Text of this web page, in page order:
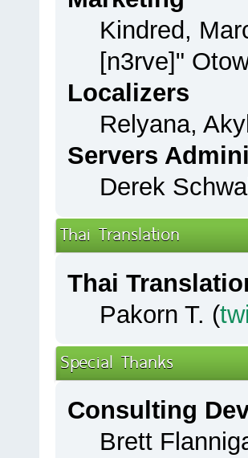
Kindred,
[n3rve]"
Localizers
Relyana,
Servers
Derek
Thai Translation
Thai
Pakorn T. (
Special Thanks
Consulting
Brett